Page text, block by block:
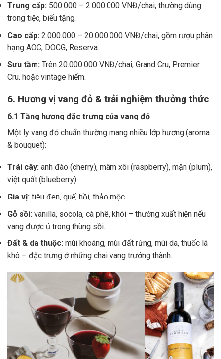
Trung cấp: 500.000 – 2.000.000 VNĐ/chai, thường dùng
trong tiệc, biếu tặng.
Cao cấp: 2.000.000 – 20.000.000 VNĐ/chai, gồm rượu phân
hạng AOC, DOCG, Reserva.
Sưu tầm: Trên 20.000.000 VNĐ/chai, Grand Cru, Premier
Cru, hoặc vintage hiếm.
6. Hương vị vang đỏ & trải nghiệm thưởng thức
6.1 Tầng hương đặc trưng của vang đỏ
Một ly vang đỏ chuẩn thường mang nhiều lớp hương (aroma
& bouquet):
Trái cây: anh đào (cherry), mâm xôi (raspberry), mận (plum),
việt quất (blueberry).
Gia vị: tiêu đen, quế, hồi, thảo mộc.
Gỗ sồi: vanilla, socola, cà phê, khói – thường xuất hiện nếu
vang được ủ trong thùng sồi.
Đất & da thuộc: mùi khoáng, mùi đất rừng, mùi da, thuốc lá
khô – đặc trưng ở những chai vang trưởng thành.